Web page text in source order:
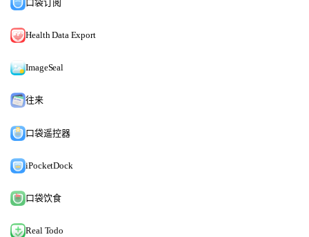
口袋订阅
Health Data Export
ImageSeal
往来
口袋遥控器
iPocketDock
口袋饮食
Real Todo